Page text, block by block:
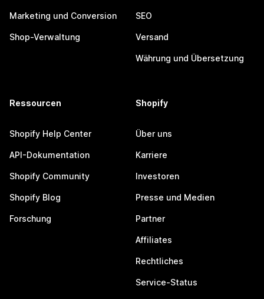
Marketing und Conversion
Shop-Verwaltung
SEO
Versand
Währung und Übersetzung
Ressourcen
Shopify Help Center
API-Dokumentation
Shopify Community
Shopify Blog
Forschung
Shopify
Über uns
Karriere
Investoren
Presse und Medien
Partner
Affiliates
Rechtliches
Service-Status